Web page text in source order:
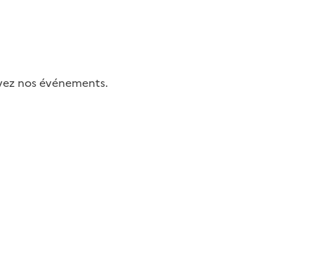
nos événements.